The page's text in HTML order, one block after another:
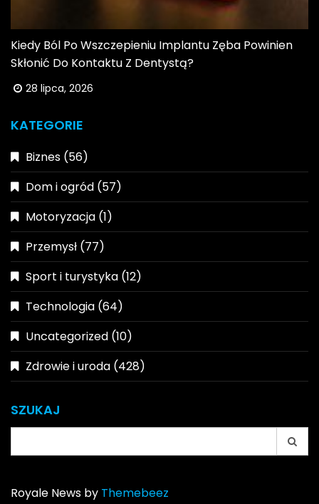
Kiedy Ból Po Wszczepieniu Implantu Zęba Powinien
Skłonić Do Kontaktu Z Dentystą?
28 lipca, 2026
KATEGORIE
Biznes (56)
Dom i ogród (57)
Motoryzacja (1)
Przemysł (77)
Sport i turystyka (12)
Technologia (64)
Uncategorized (10)
Zdrowie i uroda (428)
SZUKAJ
for:
Royale News by Themebeez